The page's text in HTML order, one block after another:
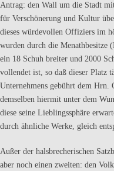
Antrag: den Wall um die Stadt
für Verschönerung und Kultur
dieses würdevollen Offiziers im
wurden durch die Menathbesitze
ein 18 Schuh breiter und 2000
vollendet ist, so daß dieser Platz
Unternehmens gebührt dem Hrn.
demselben hiermit unter dem
diese seine Lieblings­sphäre
durch ähnliche Werke, gleich
Außer der halsbrecherischen
aber noch einen zweiten: den